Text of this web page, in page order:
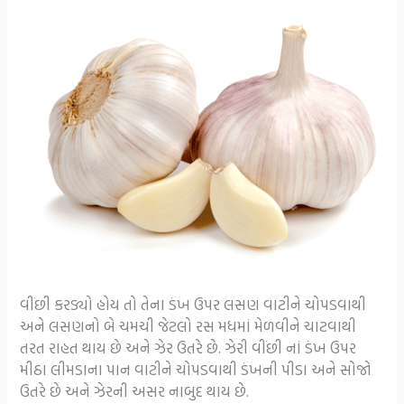
વીંછી કરડ્યો હોય તો તેના ડંખ ઉપર લસણ વાટીને ચોપડવાથી
અને લસણનો બે ચમચી જેટલો રસ મધમાં મેળવીને ચાટવાથી
તરત રાહત થાય છે અને ઝેર ઉતરે છે. ઝેરી વીંછી નાં ડંખ ઉપર
મીઠા લીમડાના પાન વાટીને ચોપડવાથી ડંખની પીડા અને સોજો
ઉતરે છે અને ઝેરની અસર નાબુદ થાય છે.